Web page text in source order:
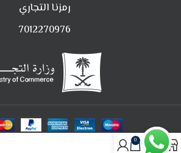
رمزنا التجاري
7012270976
0